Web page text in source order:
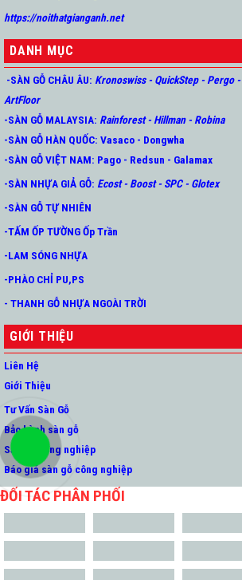
https://noithatgianganh.net
DANH MỤC
-SÀN GỖ CHÂU ÂU: Kronoswiss-QuickStep-Pergo-
ArtFloor
-SÀN GỖ MALAYSIA: Rainforest-Hillman-Robina
-SÀN GỖ HÀN QUỐC: Vasaco - Dongwha
-SÀN GỖ VIỆT NAM: Pago - Redsun - Galamax
-SÀN NHỰA GIẢ GỖ: Ecost-Boost-SPC-Glotex
-SÀN GỖ TỰ NHIÊN
-TẤM ỐP TƯỜNG Ốp Trần
-LAM SÓNG NHỰA
-PHÀO CHỈ PU,PS
- THANH GỖ NHỰA NGOÀI TRỜI
GIỚI THIỆU
Liên Hệ
Giới Thiệu
Tư Vấn Sàn Gỗ
Bảo hành sàn gỗ
Sàn gỗ công nghiệp
Báo giá sàn gỗ công nghiệp
ĐỐI TÁC PHÂN PHỐI